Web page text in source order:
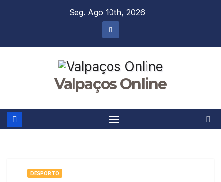
Seg. Ago 10th, 2026
Valpaços Online
DESPORTO